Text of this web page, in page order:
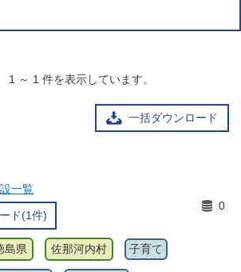
1 ～ 1 件を表示しています。
一括ダウンロード
一覧
ド(1件)
0
島県 佐那河内村 子育て